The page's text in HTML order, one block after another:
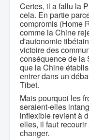
Certes, il a fallu la
cela. En partie
compromis (Home
comme la Chine
d'autonomie
victoire des
conséquence de la
que la Chine
entrer dans un
Tibet.
Mais pourquoi les
seraient-elles
inflexible revient à
elles, il faut
changer.